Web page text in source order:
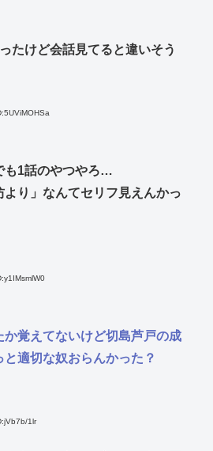
たけど会話見てると違いそう
も1話のやつやろ…
より」なんてセリフ見えんかっ
か覚えてないけど切島芦戸の成
適切な奴おらんかった？
1lr